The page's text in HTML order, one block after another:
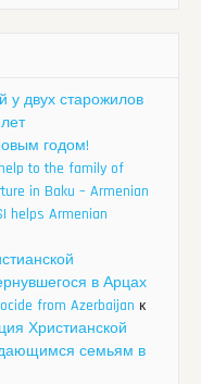
у двух старожилов
годом!
to the family of
in Baku – Armenian
helps Armenian
в Арцах
from Azerbaijan к
Христианской
семьям в